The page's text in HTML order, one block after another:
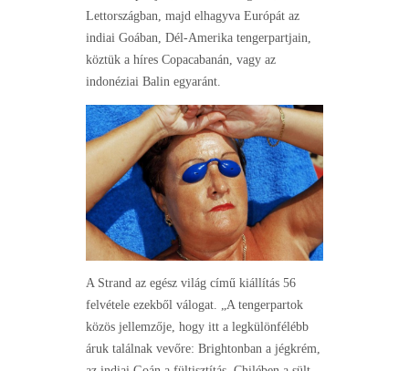
Lettországban, majd elhagyva Európát az
indiai Goában, Dél-Amerika tengerpartjain,
köztük a híres Copacabanán, vagy az
indonéziai Balin egyaránt.
A Strand az egész világ című kiállítás 56
felvétele ezekből válogat. „A tengerpartok
közös jellemzője, hogy itt a legkülönfélébb
áruk találnak vevőre: Brightonban a jégkrém,